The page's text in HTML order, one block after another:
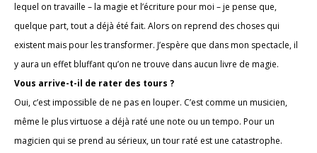
lequel on travaille – la magie et l’écriture pour moi – je pense que,
quelque part, tout a déjà été fait. Alors on reprend des choses qui
existent mais pour les transformer. J’espère que dans mon spectacle, il
y aura un effet bluffant qu’on ne trouve dans aucun livre de magie.
Vous arrive-t-il de rater des tours ?
Oui, c’est impossible de ne pas en louper. C’est comme un musicien,
même le plus virtuose a déjà raté une note ou un tempo. Pour un
magicien qui se prend au sérieux, un tour raté est une catastrophe.